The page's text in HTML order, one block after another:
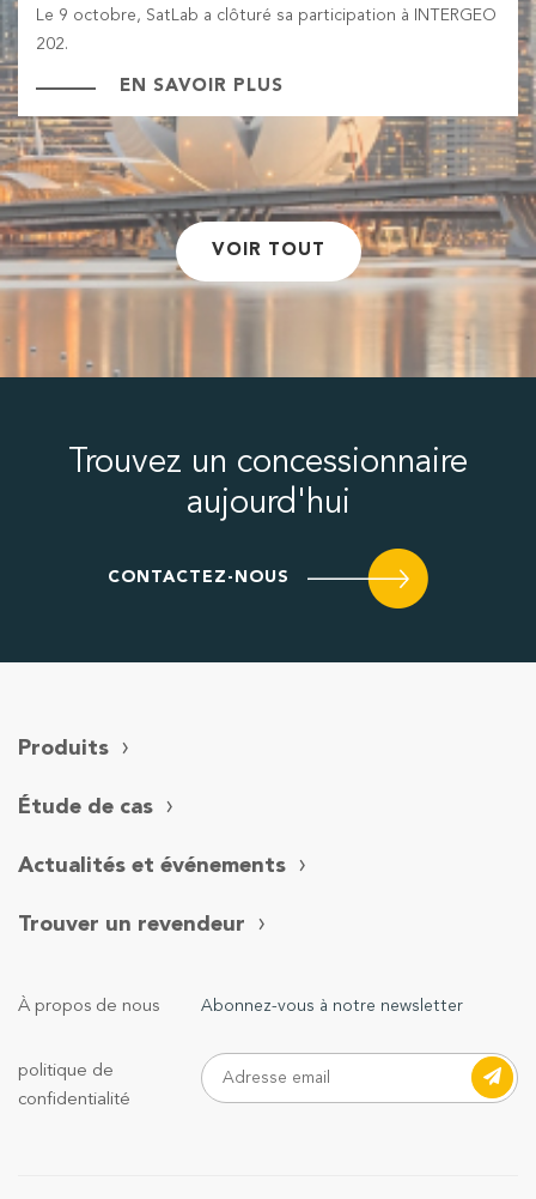
Le 9 octobre, SatLab a clôturé sa participation à INTERGEO
202.
EN SAVOIR PLUS
VOIR TOUT
Trouvez un concessionnaire
aujourd'hui
CONTACTEZ-NOUS
Produits
Étude de cas
Actualités et événements
Trouver un revendeur
À propos de nous
politique de
confidentialité
Abonnez-vous à notre newsletter